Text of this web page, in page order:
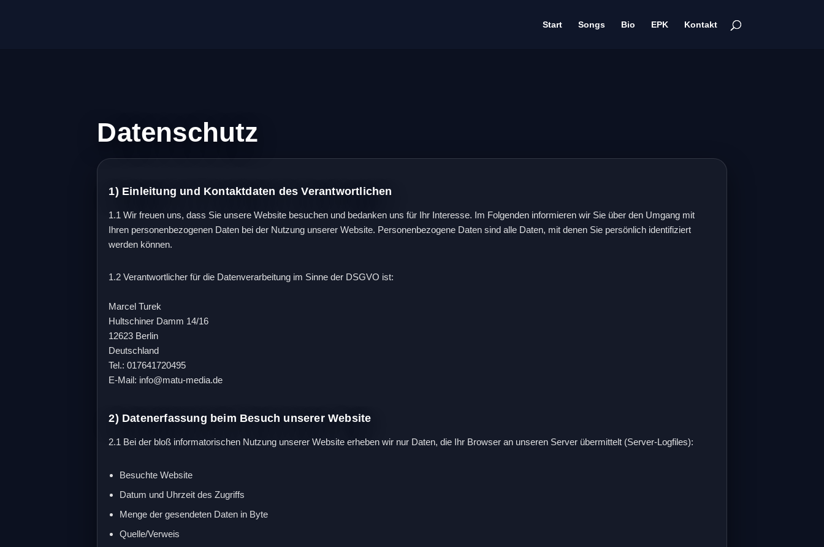
Start Songs Bio EPK Kontakt
Datenschutz
1) Einleitung und Kontaktdaten des Verantwortlichen
1.1 Wir freuen uns, dass Sie unsere Website besuchen und bedanken uns für Ihr Interesse. Im Folgenden informieren wir Sie über den Umgang mit
Ihren personenbezogenen Daten bei der Nutzung unserer Website. Personenbezogene Daten sind alle Daten, mit denen Sie persönlich identifiziert
werden können.
1.2 Verantwortlicher für die Datenverarbeitung im Sinne der DSGVO ist:
Marcel Turek
Hultschiner Damm 14/16
12623 Berlin
Deutschland
Tel.: 017641720495
E-Mail: info@matu-media.de
2) Datenerfassung beim Besuch unserer Website
2.1 Bei der bloß informatorischen Nutzung unserer Website erheben wir nur Daten, die Ihr Browser an unseren Server übermittelt (Server-Logfiles):
Besuchte Website
Datum und Uhrzeit des Zugriffs
Menge der gesendeten Daten in Byte
Quelle/Verweis